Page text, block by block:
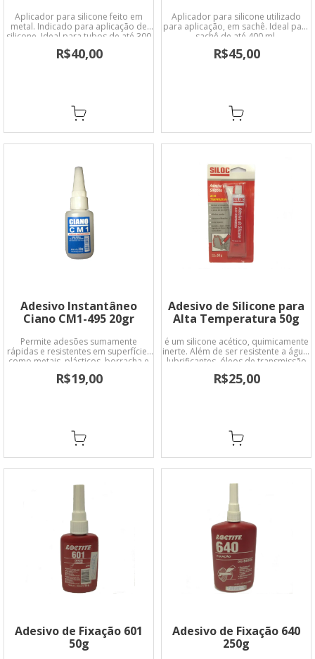
Aplicador para silicone feito em
metal. Indicado para aplicação de
silicone. Ideal para tubos de até 300
g/305 ml (massa).
R$40,00
Aplicador para silicone utilizado
para aplicação, em sachê. Ideal para
sachê de até 400 ml.
R$45,00
Adesivo Instantâneo
Ciano CM1-495 20gr
Permite adesões sumamente
rápidas e resistentes em superfícies
como metais, plásticos, borracha e
material poroso como madeira,
papel, cortiça, têxtil, superfícies
R$19,00
Adesivo de Silicone para
Alta Temperatura 50g
é um silicone acético, quimicamente
inerte. Além de ser resistente a água,
lubrificantes, óleos de transmissão
liquido de freio, fluidos hidráulicos
entre outros, suporta temperaturas
R$25,00
Adesivo de Fixação 601
50g
Adesivo de Fixação 640
250g